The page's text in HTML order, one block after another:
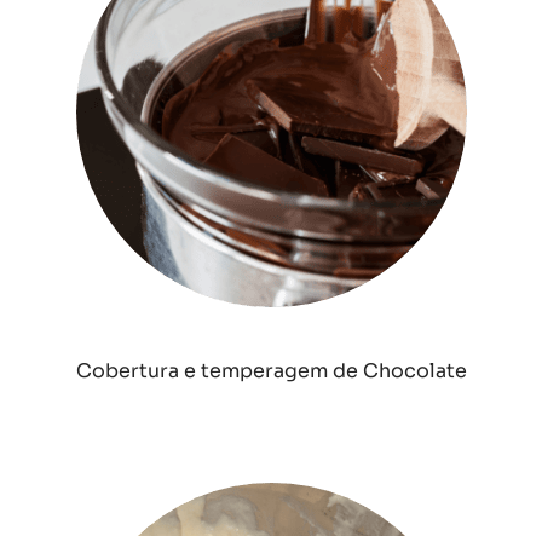
Cobertura e temperagem de Chocolate